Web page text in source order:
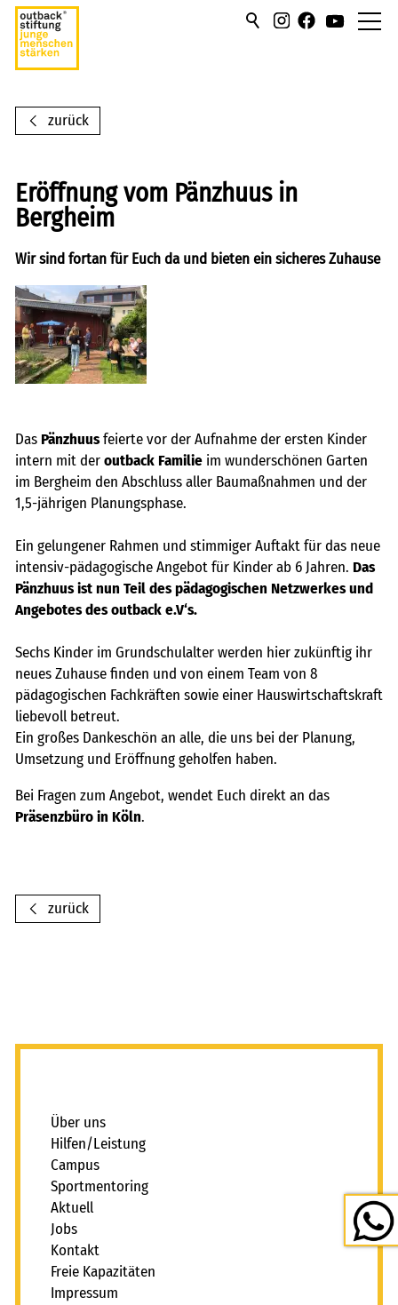
über uns
campus
sportmentoring
aktuell
karriere
kontakt
FAIRMILIE
initiativbewerbung
zurück
Eröffnung vom Pänzhuus in
Bergheim
Wir sind fortan für Euch da und bieten ein sicheres Zuhause
Das Pänzhuusfeierte vor der Aufnahme der ersten Kinder
intern mit deroutback Familie im wunderschönen Garten
im Bergheim den Abschluss aller Baumaßnahmen und der
1,5-jährigen Planungsphase.
Ein gelungener Rahmen und stimmiger Auftakt für das neue
intensiv-pädagogische Angebot für Kinder ab 6 Jahren. Das
Pänzhuus ist nun Teil des pädagogischen Netzwerkes und
Angebotes des outback e.V‘s.
Sechs Kinder im Grundschulalter werden hier zukünftig ihr
neues Zuhause finden und von einem Team von 8
pädagogischen Fachkräften sowie einer Hauswirtschaftskraft
liebevoll betreut.
Ein großes Dankeschön an alle, die uns bei der Planung,
Umsetzung und Eröffnung geholfen haben.
Bei Fragen zum Angebot, wendet Euch direkt an das
Präsenzbüro in Köln.
zurück
Über uns
Hilfen/Leistung
Campus
Sportmentoring
Aktuell
Jobs
Kontakt
Freie Kapazitäten
Impressum